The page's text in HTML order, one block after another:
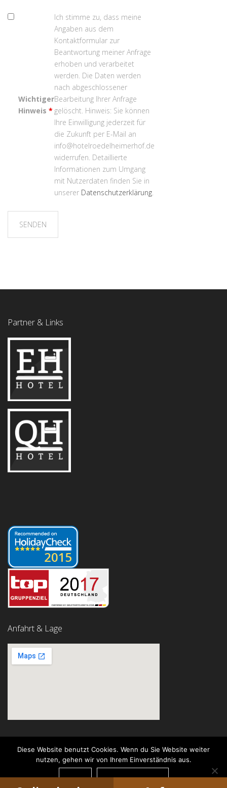
Wichtiger
Hinweis*
Ich stimme zu, dass meine
Angaben aus dem
Kontaktformular zur
Beantwortung meiner Anfrage
erhoben und verarbeitet
werden. Die Daten werden
nach abgeschlossener
Bearbeitung Ihrer Anfrage
gelöscht. Hinweis: Sie können
Ihre Einwilligung jederzeit für
die Zukunft per E-Mail an
info@hotelroedelheimerhof.de
widerrufen. Detaillierte
Informationen zum Umgang
mit Nutzerdaten finden Sie in
unserer Datenschutzerklärung.
Partner & Links
Anfahrt & Lage
© Garni Hotel Rödelheimer Hof
Concept by
Institut für
Diese Website benutzt Cookies. Wenn du Sie Website weiter
nutzen, gehen wir von Ihrem Einverständnis aus.